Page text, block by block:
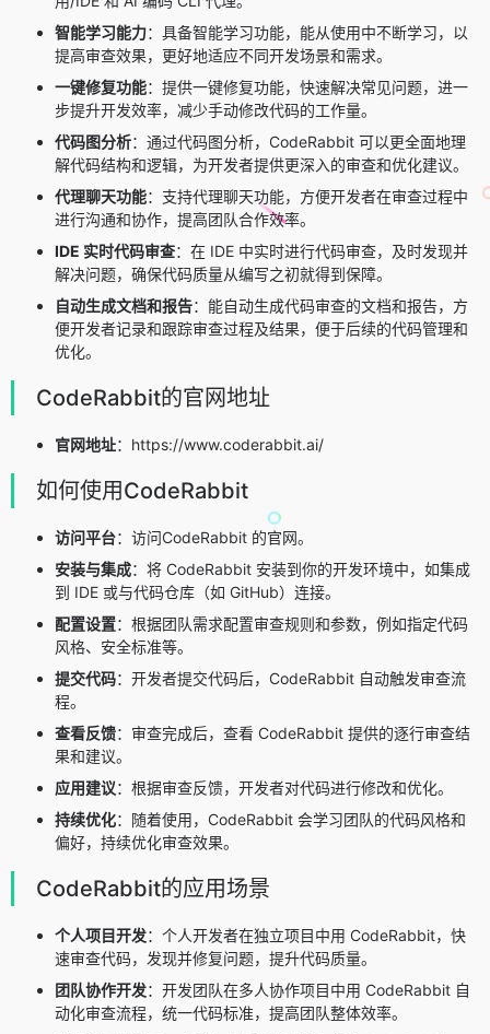
智能学习能力：具备智能学习功能，能从使用中不断学习，以
提高审查效果，更好地适应不同开发场景和需求。
一键修复功能：提供一键修复功能，快速解决常见问题，进一
步提升开发效率，减少手动修改代码的工作量。
代码图分析：通过代码图分析，CodeRabbit 可以更全面地理
解代码结构和逻辑，为开发者提供更深入的审查和优化建议。
代理聊天功能：支持代理聊天功能，方便开发者在审查过程中
进行沟通和协作，提高团队合作效率。
IDE 实时代码审查：在 IDE 中实时进行代码审查，及时发现并
解决问题，确保代码质量从编写之初就得到保障。
自动生成文档和报告：能自动生成代码审查的文档和报告，方
便开发者记录和跟踪审查过程及结果，便于后续的代码管理和
优化。
CodeRabbit的官网地址
官网地址：https://www.coderabbit.ai/
如何使用CodeRabbit
访问平台：访问CodeRabbit 的官网。
安装与集成：将 CodeRabbit 安装到你的开发环境中，如集成
到 IDE 或与代码仓库（如 GitHub）连接。
配置设置：根据团队需求配置审查规则和参数，例如指定代码
风格、安全标准等。
提交代码：开发者提交代码后，CodeRabbit 自动触发审查流
程。
查看反馈：审查完成后，查看 CodeRabbit 提供的逐行审查结
果和建议。
应用建议：根据审查反馈，开发者对代码进行修改和优化。
持续优化：随着使用，CodeRabbit 会学习团队的代码风格和
偏好，持续优化审查效果。
CodeRabbit的应用场景
个人项目开发：个人开发者在独立项目中用 CodeRabbit，快
速审查代码，发现并修复问题，提升代码质量。
团队协作开发：开发团队在多人协作项目中用 CodeRabbit 自
动化审查流程，统一代码标准，提高团队整体效率。